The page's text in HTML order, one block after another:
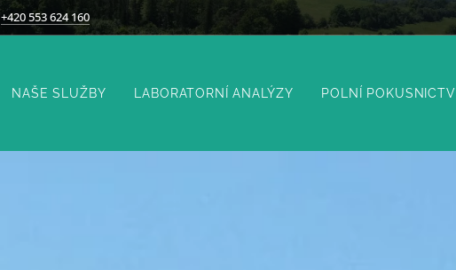
+420 553 624 160
NAŠE SLUŽBY LABORATORNÍ ANALÝZY POLNÍ POKUSNICTVÍ